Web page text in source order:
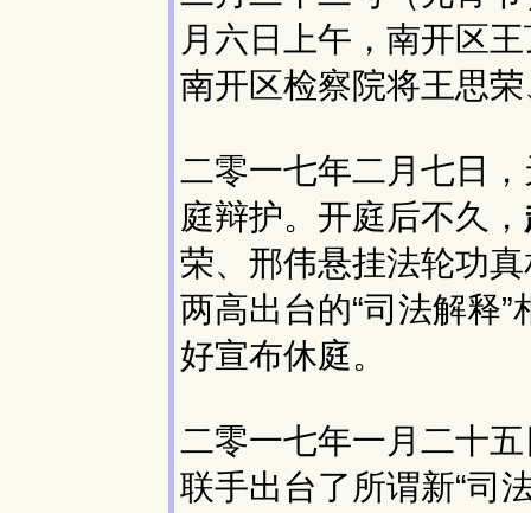
月六日上午，南开区
南开区检察院将王思
二零一七年二月七日
庭辩护。开庭后不久，
荣、邢伟悬挂法轮功
两高出台的“司法解释
好宣布休庭。
二零一七年一月二十
联手出台了所谓新“司